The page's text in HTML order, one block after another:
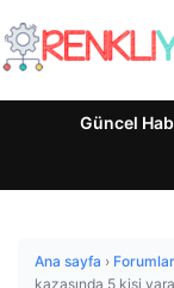
Güncel
Ana sayfa › Forumlar
kazasında 5 kişi